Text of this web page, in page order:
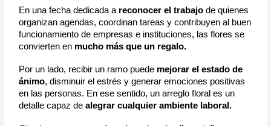
En una fecha dedicada a reconocer el trabajo de quienes
organizan agendas, coordinan tareas y contribuyen al buen
funcionamiento de empresas e instituciones, las flores se
convierten en mucho más que un regalo.
Por un lado, recibir un ramo puede mejorar el estado de
ánimo, disminuir el estrés y generar emociones positivas
en las personas. En ese sentido, un arreglo floral es un
detalle capaz de alegrar cualquier ambiente laboral.